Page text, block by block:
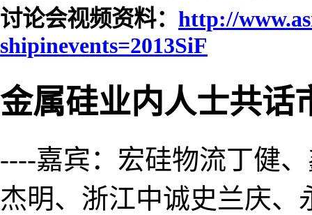
讨论会视频资料： http://
shipinevents=2013SiF
金属硅业内人士共话
----嘉宾：宏硅物流丁健
杰明、浙江中诚史兰庆